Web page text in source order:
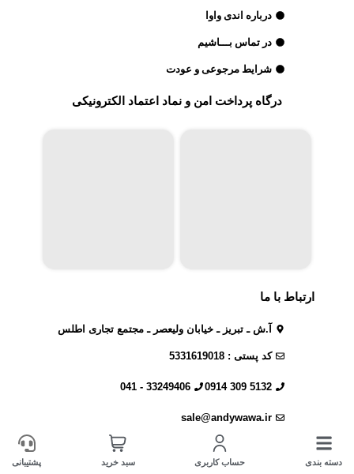
دسته بندی حساب کاربری سبد خرید پشتیبانی
درباره اندی واوا
در تماس بـــاشیم
شرایط مرجوعی و عودت
درگاه پرداخت امن و نماد اعتماد الکترونیکی
ارتباط با ما
آ.ش ـ تبریز ـ خیابان ولیعصر ـ مجتمع تجاری اطلس
کد پستی : 5331619018
5132 309 0914
33249406 - 041
sale@andywawa.ir